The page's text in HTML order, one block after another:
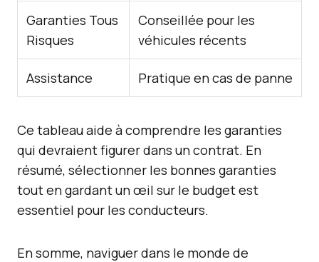
Garanties Tous
Risques
Conseillée pour les
véhicules récents
Assistance Pratique en cas de panne
Ce tableau aide à comprendre les garanties
qui devraient figurer dans un contrat. En
résumé, sélectionner les bonnes garanties
tout en gardant un œil sur le budget est
essentiel pour les conducteurs.
En somme, naviguer dans le monde de